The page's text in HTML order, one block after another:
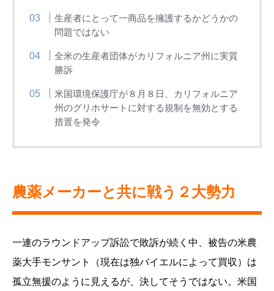
生産者にとって一商品を擁護するかどうかの
問題ではない
全米の生産者団体がカリフォルニア州に実質
勝訴
米国環境保護庁が８月８日、カリフォルニア
州のグリホサートに対する規制を無効とする
措置を発令
農薬メーカーと共に戦う２大勢力
一連のラウンドアップ訴訟で敗訴が続く中、被告の米農
薬大手モンサント（現在は独バイエルによって買収）は
孤立無援のように見えるが、決してそうではない。米国